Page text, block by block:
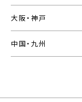
大阪・神戸
中国・九州